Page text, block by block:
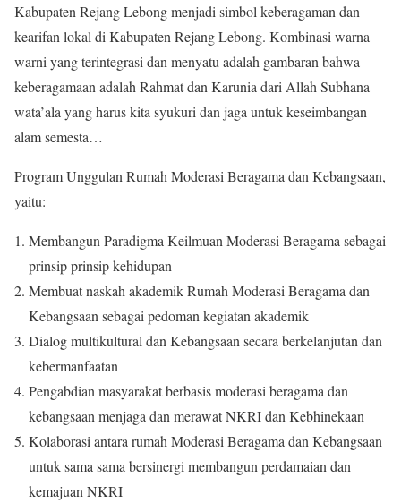
Kabupaten Rejang Lebong menjadi simbol keberagaman dan
kearifan lokal di Kabupaten Rejang Lebong. Kombinasi warna
warni yang terintegrasi dan menyatu adalah gambaran bahwa
keberagamaan adalah Rahmat dan Karunia dari Allah Subhana
wata’ala yang harus kita syukuri dan jaga untuk keseimbangan
alam semesta…
Program Unggulan Rumah Moderasi Beragama dan Kebangsaan,
yaitu:
Membangun Paradigma Keilmuan Moderasi Beragama sebagai
prinsip prinsip kehidupan
Membuat naskah akademik Rumah Moderasi Beragama dan
Kebangsaan sebagai pedoman kegiatan akademik
Dialog multikultural dan Kebangsaan secara berkelanjutan dan
kebermanfaatan
Pengabdian masyarakat berbasis moderasi beragama dan
kebangsaan menjaga dan merawat NKRI dan Kebhinekaan
Kolaborasi antara rumah Moderasi Beragama dan Kebangsaan
untuk sama sama bersinergi membangun perdamaian dan
kemajuan NKRI